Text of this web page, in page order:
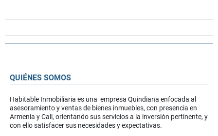
QUIÉNES SOMOS
Habitable Inmobiliaria es una empresa Quindiana enfocada al
asesoramiento y ventas de bienes inmuebles, con presencia en
Armenia y Cali, orientando sus servicios a la inversión pertinente, y
con ello satisfacer sus necesidades y expectativas.